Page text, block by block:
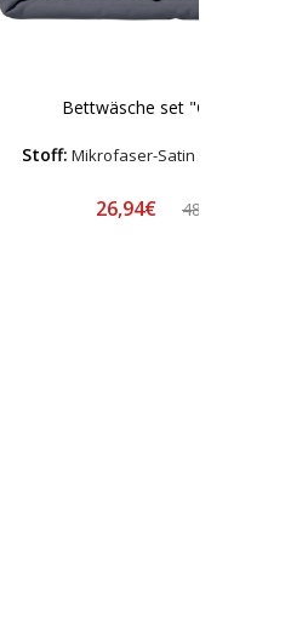
Bettwäsche set "Graphite"
Stoff: Mikrofaser-Satin –
26,94€ 48,99€